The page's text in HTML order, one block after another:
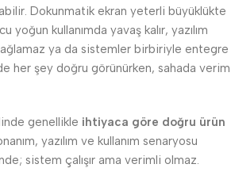
Dokunmatik ekran yeterli büyüklükte
yoğun kullanımda yavaş kalır, yazılım
ya da sistemler birbiriyle entegre
her şey doğru görünürken, sahada verim
genellikle ihtiyaca göre doğru ürün
yazılım ve kullanım senaryosu
sistem çalışır ama verimli olmaz.